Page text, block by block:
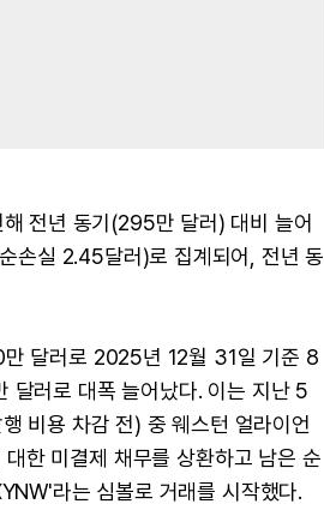
전년 동기(295만 달러) 대비 늘어
손실 2.45달러)로 집계되어, 전년 동
달러로 2025년 12월 31일 기준 8
러로 대폭 늘어났다. 이는 지난 5
비용 차감 전) 중 웨스턴 얼라이언
한 미결제 채무를 상환하고 남은 순
라는 심볼로 거래를 시작했다.